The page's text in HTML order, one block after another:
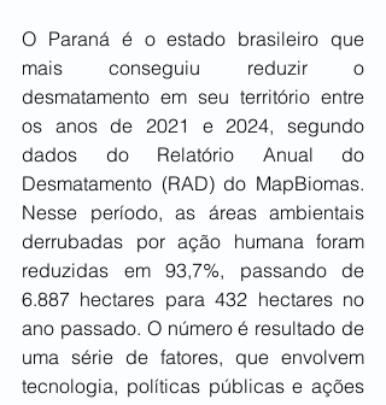
O Paraná é o estado brasileiro que
mais conseguiu reduzir o
desmatamento em seu território entre
os anos de 2021 e 2024, segundo
dados do Relatório Anual do
Desmatamento (RAD) do MapBiomas.
Nesse período, as áreas ambientais
derrubadas por ação humana foram
reduzidas em 93,7%, passando de
6.887 hectares para 432 hectares no
ano passado. O número é resultado de
uma série de fatores, que envolvem
tecnologia, políticas públicas e ações